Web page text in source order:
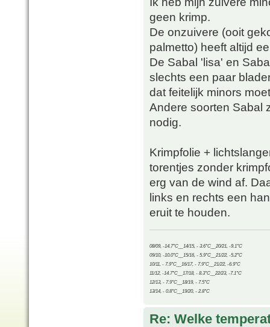
geen krimp.
De onzuivere (ooit
palmetto) heeft altijd
De Sabal 'lisa' en
slechts een paar
dat feitelijk minors
Andere soorten Sabal
nodig.
Krimpfolie +
torentjes zonder
erg van de wind af.
links en rechts een
eruit te houden.
08/09, -14.7°C__14/15, - 3.6°C__20/21, -9.1°C
09/10, -10.0°C__15/16, - 5.9°C__21/22, -5.2°C
10/11, - 7.9°C__16/17, - 7.9°C__21/22, -6.9°C
11/12, -14.7°C__17/18, - 8.3°C__22/23, -7.1°C
12/13, - 7.9°C__18/19, - 7.5°C
13/14, - 0.8°C__19/20, - 2.8°C
Re: Welke